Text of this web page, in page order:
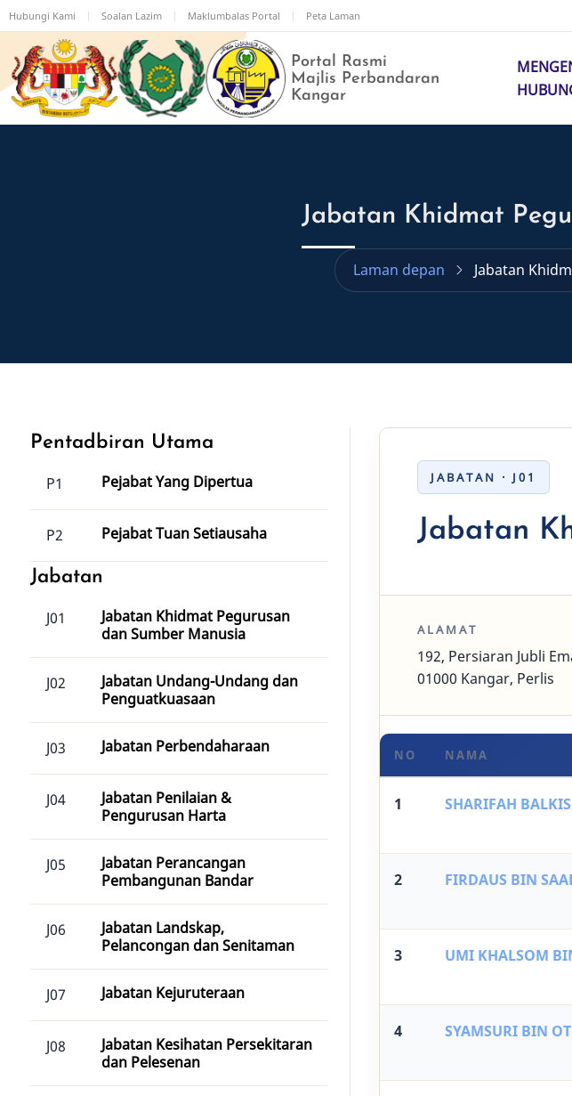
Langkau
ke
kandungan
utama
Hubungi Kami Soalan Lazim Maklumbalas Portal Peta Laman
Portal Rasmi
Majlis Perbandaran
Kangar
Jabatan Khidmat
Laman depan Jabatan
Pentadbiran Utama
P1 Pejabat Yang Dipertua
P2 Pejabat Tuan Setiausaha
Jabatan
J01
Jabatan Khidmat Pegurusan
dan Sumber Manusia
J02
Jabatan Undang-Undang dan
Penguatkuasaan
J03 Jabatan Perbendaharaan
J04
Jabatan Penilaian &
Pengurusan Harta
J05
Jabatan Perancangan
Pembangunan Bandar
J06
Jabatan Landskap,
Pelancongan dan Senitaman
J07 Jabatan Kejuruteraan
J08
Jabatan Kesihatan Persekitaran
dan Pelesenan
JABATAN · J01
Jabatan
ALAMAT
192, Persiaran Jubli
01000 Kangar, Perlis
NO NAMA
1 SHARIFAH
2 FIRDAUS BIN
3 UMI KHALSOM
4 SYAMSURI BIN